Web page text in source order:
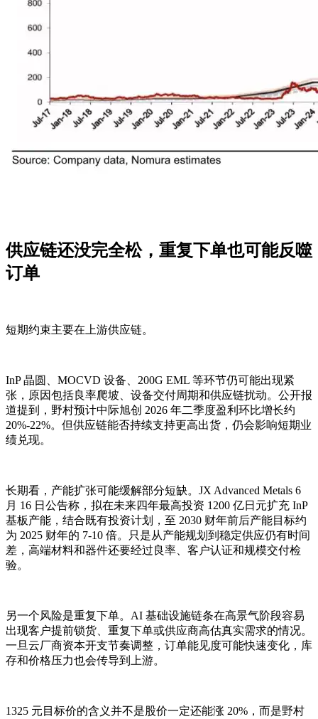
供应链还没完全松，重复下单也可能反噬
订单
短期约束主要在上游供应链。
InP 晶圆、MOCVD 设备、200G EML 等环节仍可能出现紧
张，原因包括良率爬坡、设备交付周期和供应链扰动。公开报
道提到，野村预计中际旭创 2026 年二季度盈利环比增长约
20%-22%。但供应链能否持续支持更高出货，仍会影响短期业
绩兑现。
长期看，产能扩张可能缓解部分短缺。JX Advanced Metals 6
月 16 日公告称，拟在未来四年最高投资 1200 亿日元扩充 InP
基板产能，结合既有投资计划，至 2030 财年前后产能目标约
为 2025 财年的 7-10 倍。只是从产能规划到稳定供应仍有时间
差，高端材料和器件还要经过良率、客户认证和规模交付检
验。
另一个风险是重复下单。AI 基础设施链条在高景气阶段容易
出现客户提前锁货、重复下单或供应商高估真实需求的情况。
一旦云厂商资本开支节奏调整，订单能见度可能快速变化，库
存和价格压力也会传导到上游。
1325 元目标价的含义并不是股价一定还能涨 20%，而是野村